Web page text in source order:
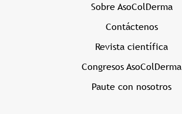
Sobre AsoColDerma
Contáctenos
Revista científica
Congresos AsoColDerma
Paute con nosotros